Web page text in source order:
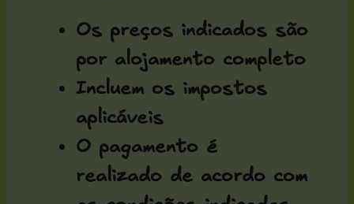
Os preços indicados são
por alojamento completo
Incluem os impostos
aplicáveis
O pagamento é
realizado de acordo com